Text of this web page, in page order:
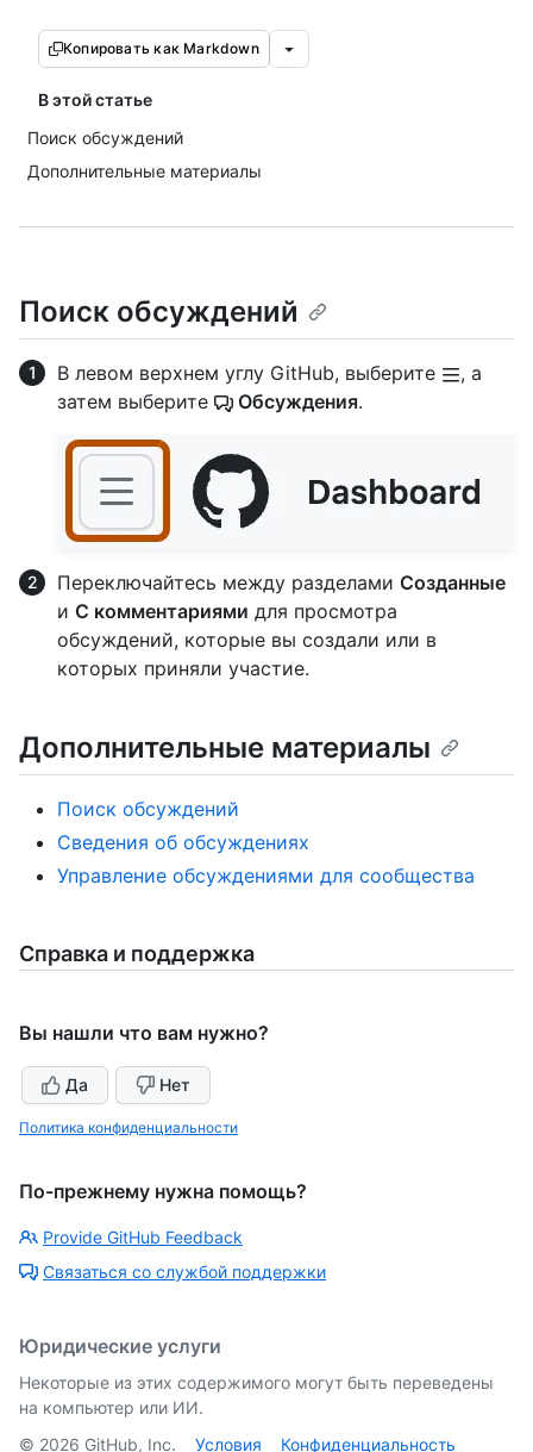
Копировать как Markdown
В этой статье
Поиск обсуждений
Дополнительные материалы
Поиск обсуждений
В левом верхнем углу GitHub, выберите
, а
затем выберите
Обсуждения.
Переключайтесь между разделами Созданные
и С комментариями для просмотра
обсуждений, которые вы создали или в
которых приняли участие.
Дополнительные материалы
Поиск обсуждений
Сведения об обсуждениях
Управление обсуждениями для сообщества
Справка и поддержка
Вы нашли что вам нужно?
Да Нет
Политика конфиденциальности
По-прежнему нужна помощь?
Provide GitHub Feedback
Связаться со службой поддержки
Юридические услуги
Некоторые из этих содержимого могут быть переведены
на компьютер или ИИ.
© 2026 GitHub, Inc. Условия Конфиденциальность